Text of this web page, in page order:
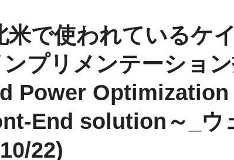
米で使われているケ
プリメンテーショ
Power Optimization
End solution～_ウ
22)